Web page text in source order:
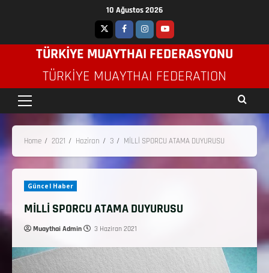
10 Ağustos 2026
TÜRKİYE MUAYTHAI FEDERASYONU
TÜRKIYE MUAYTHAI FEDERATION
Home 2021 Haziran 3 MİLLİ SPORCU ATAMA DUYURUSU
Güncel Haber
MİLLİ SPORCU ATAMA DUYURUSU
Muaythai Admin 3 Haziran 2021